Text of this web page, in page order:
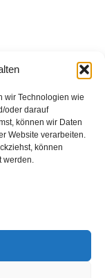
wir Technologien wie
oder darauf
können wir Daten
Website verarbeiten.
können
werden.
des Monats.